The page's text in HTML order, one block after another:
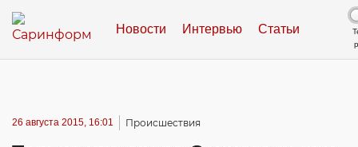
Новости Интервью Статьи
26 августа 2015, 16:01 Происшествия